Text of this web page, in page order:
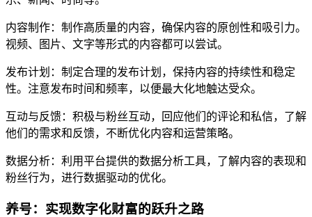
内容制作：制作高质量的内容，确保内容的原创性和吸引力。
视频、图片、文字等形式的内容都可以尝试。
发布计划：制定合理的发布计划，保持内容的持续性和稳定
性。注意发布时间和频率，以便最大化地触达受众。
互动与反馈：积极与粉丝互动，回应他们的评论和私信，了解
他们的需求和反馈，不断优化内容和运营策略。
数据分析：利用平台提供的数据分析工具，了解内容的表现和
粉丝行为，进行数据驱动的优化。
养号：实现数字化财富的跃升之路